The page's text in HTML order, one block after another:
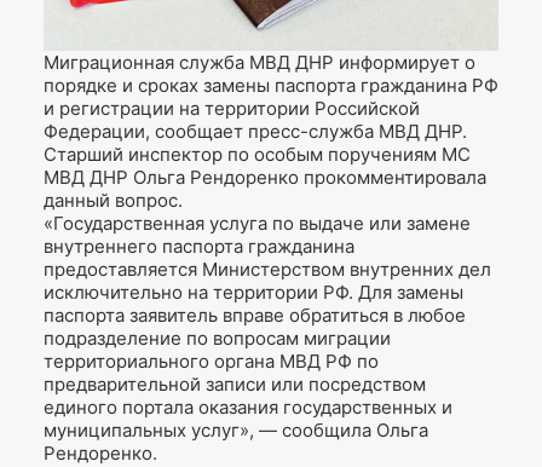
Миграционная служба МВД ДНР информирует о
порядке и сроках замены паспорта гражданина РФ
и регистрации на территории Российской
Федерации, сообщает пресс-служба МВД ДНР.
Старший инспектор по особым поручениям МС
МВД ДНР Ольга Рендоренко прокомментировала
данный вопрос.
«Государственная услуга по выдаче или замене
внутреннего паспорта гражданина
предоставляется Министерством внутренних дел
исключительно на территории РФ. Для замены
паспорта заявитель вправе обратиться в любое
подразделение по вопросам миграции
территориального органа МВД РФ по
предварительной записи или посредством
единого портала оказания государственных и
муниципальных услуг», — сообщила Ольга
Рендоренко.